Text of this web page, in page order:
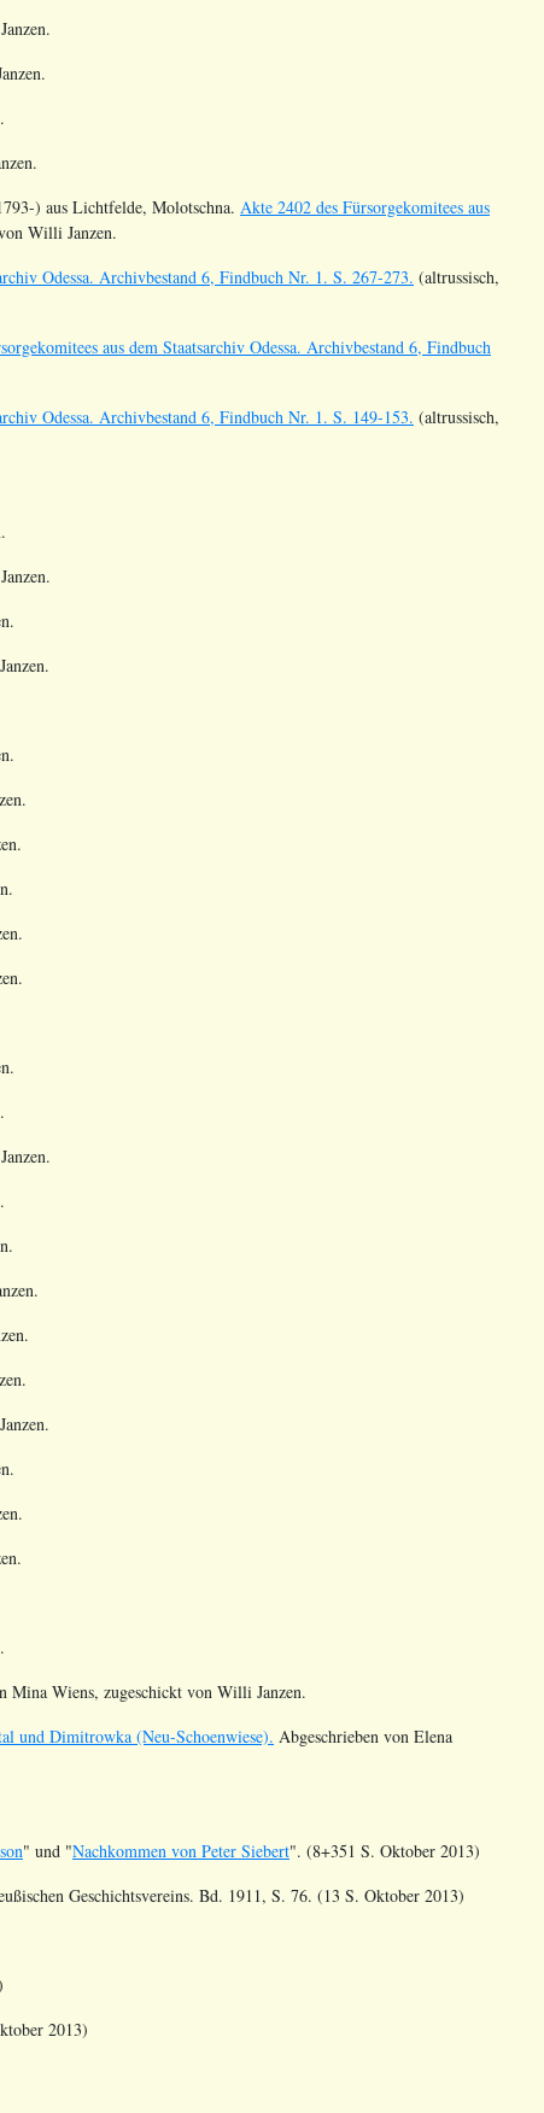
) aus Lichtfelde, Molotschna. Akte 2402 des Fürsorgekomitees aus
Willi Janzen.
Odessa. Archivbestand 6, Findbuch Nr. 1. S. 267-273. (altrussisch,
aus dem Staatsarchiv Odessa. Archivbestand 6, Findbuch
Odessa. Archivbestand 6, Findbuch Nr. 1. S. 149-153. (altrussisch,
Mina Wiens, zugeschickt von Willi Janzen.
und Dimitrowka (Neu-Schoenwiese). Abgeschrieben von Elena
" und "Nachkommen von Peter Siebert". (8+351 S. Oktober 2013)
Geschichtsvereins. Bd. 1911, S. 76. (13 S. Oktober 2013)
2013)